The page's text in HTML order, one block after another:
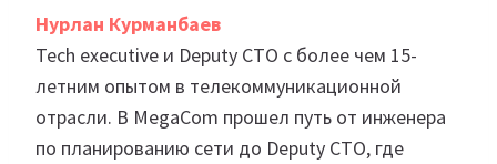
Нурлан Курманбаев
Tech executive и Deputy CTO с более чем 15-
летним опытом в телекоммуникационной
отрасли. В MegaCom прошел путь от инженера
по планированию сети до Deputy CTO, где